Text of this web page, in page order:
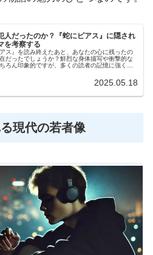
人だったのか？『蛇にピアス』に隠され
を考察する
アス』を読み終えたあと、あなたの心に残ったの
だったでしょうか？鮮烈な身体描写や衝撃的な
ろん印象的ですが、多くの読者の記憶に強く残
2025.05.18
現代の若者像